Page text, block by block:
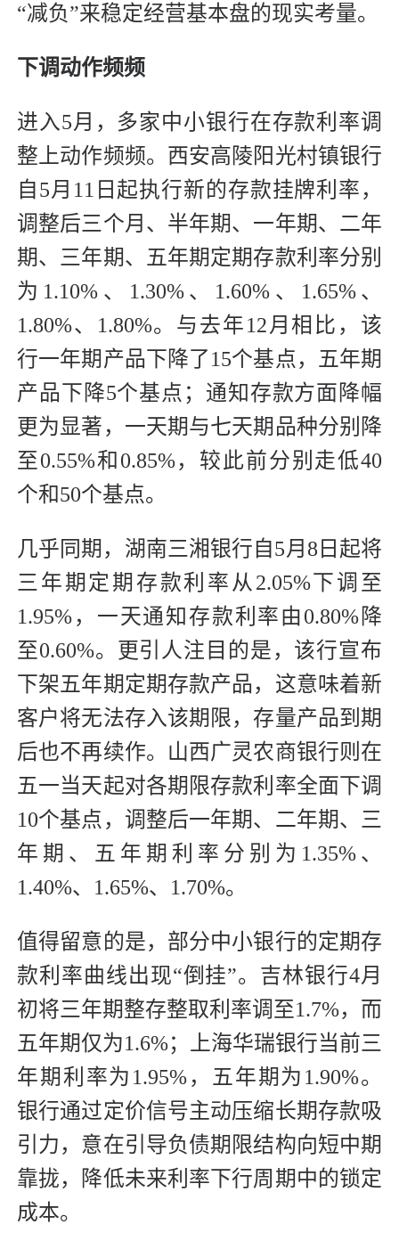
“减负”来稳定经营基本盘的现实考量。
下调动作频频
进入5月，多家中小银行在存款利率调
整上动作频频。西安高陵阳光村镇银行
自5月11日起执行新的存款挂牌利率，
调整后三个月、半年期、一年期、二年
期、三年期、五年期定期存款利率分别
为1.10%、1.30%、1.60%、1.65%、
1.80%、1.80%。与去年12月相比，该
行一年期产品下降了15个基点，五年期
产品下降5个基点；通知存款方面降幅
更为显著，一天期与七天期品种分别降
至0.55%和0.85%，较此前分别走低40
个和50个基点。
几乎同期，湖南三湘银行自5月8日起将
三年期定期存款利率从2.05%下调至
1.95%，一天通知存款利率由0.80%降
至0.60%。更引人注目的是，该行宣布
下架五年期定期存款产品，这意味着新
客户将无法存入该期限，存量产品到期
后也不再续作。山西广灵农商银行则在
五一当天起对各期限存款利率全面下调
10个基点，调整后一年期、二年期、三
年期、五年期利率分别为1.35%、
1.40%、1.65%、1.70%。
值得留意的是，部分中小银行的定期存
款利率曲线出现“倒挂”。吉林银行4月
初将三年期整存整取利率调至1.7%，而
五年期仅为1.6%；上海华瑞银行当前三
年期利率为1.95%，五年期为1.90%。
银行通过定价信号主动压缩长期存款吸
引力，意在引导负债期限结构向短中期
靠拢，降低未来利率下行周期中的锁定
成本。